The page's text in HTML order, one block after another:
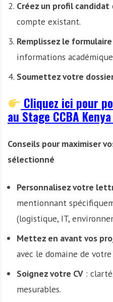
Créez un profil candidat
compte existant.
Remplissez le formulaire
informations
Soumettez votre
Cliquez ici pour
au Stage CCBA
Conseils pour maximiser
sélectionné
Personnalisez votre
mentionnant
(logistique, IT,
Mettez en avant vos
avec le domaine de
Soignez votre CV:
mesurables.